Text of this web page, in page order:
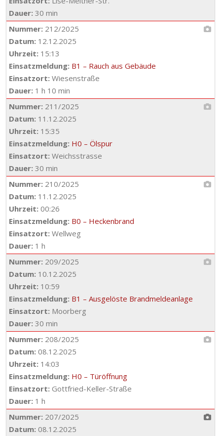
Dauer: 30 min
Nummer: 212/2025
Datum: 12.12.2025
Uhrzeit: 15:13
Einsatzmeldung: B1 – Rauch aus Gebäude
Einsatzort: Wiesenstraße
Dauer: 1 h 10 min
Nummer: 211/2025
Datum: 11.12.2025
Uhrzeit: 15:35
Einsatzmeldung: H0 – Ölspur
Einsatzort: Weichsstrasse
Dauer: 30 min
Nummer: 210/2025
Datum: 11.12.2025
Uhrzeit: 00:26
Einsatzmeldung: B0 – Heckenbrand
Einsatzort: Wellweg
Dauer: 1 h
Nummer: 209/2025
Datum: 10.12.2025
Uhrzeit: 10:59
Einsatzmeldung: B1 – Ausgelöste Brandmeldeanlage
Einsatzort: Moorberg
Dauer: 30 min
Nummer: 208/2025
Datum: 08.12.2025
Uhrzeit: 14:03
Einsatzmeldung: H0 – Türöffnung
Einsatzort: Gottfried-Keller-Straße
Dauer: 1 h
Nummer: 207/2025
Datum: 08.12.2025